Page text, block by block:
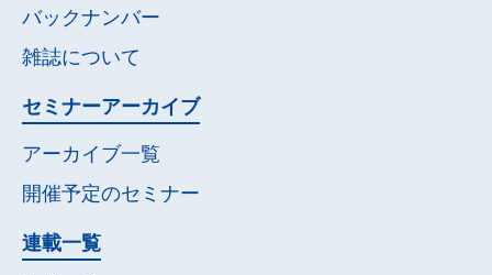
バックナンバー
雑誌について
セミナーアーカイブ
アーカイブ一覧
開催予定のセミナー
連載一覧